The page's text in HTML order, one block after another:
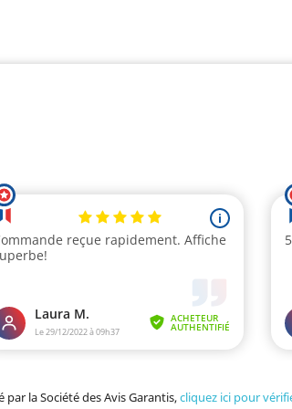
la Société des Avis Garantis,cliquez ici pour